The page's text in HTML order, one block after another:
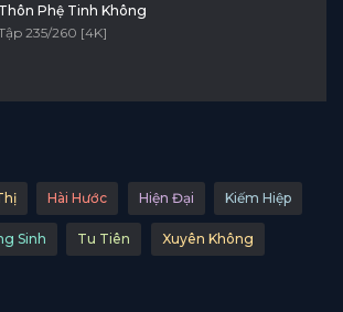
Thôn Phệ Tinh Không
235/260 [4K]
Hài Hước Hiện Đại Kiếm Hiệp
Sinh Tu Tiên Xuyên Không